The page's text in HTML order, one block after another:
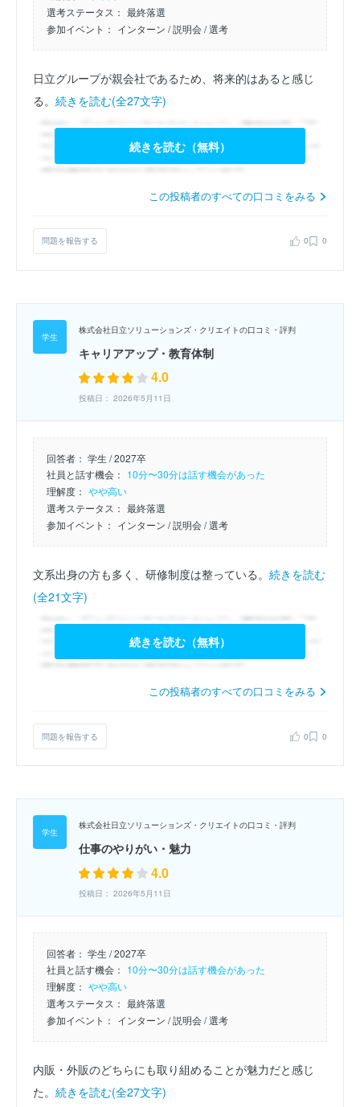
選考ステータス： 最終落選
参加イベント： インターン / 説明会/ 選考
日立グループが親会社であるため、将来的はあると感じ
る。 続きを読む(全27文字)
続きを読む（無料）
この投稿者のすべての口コミをみる
問題を報告する 0 0
株式会社日立ソリューションズ・クリエイトの口コミ・評判
キャリアアップ・教育体制
4.0
投稿日： 2026年5月11日
回答者： 学生 / 2027卒
社員と話す機会： 10分〜30分は話す機会があった
理解度： やや高い
選考ステータス： 最終落選
参加イベント： インターン / 説明会/ 選考
文系出身の方も多く、研修制度は整っている。 続きを読む
(全21文字)
続きを読む（無料）
この投稿者のすべての口コミをみる
問題を報告する 0 0
株式会社日立ソリューションズ・クリエイトの口コミ・評判
仕事のやりがい・魅力
4.0
投稿日： 2026年5月11日
回答者： 学生 / 2027卒
社員と話す機会： 10分〜30分は話す機会があった
理解度： やや高い
選考ステータス： 最終落選
参加イベント： インターン / 説明会/ 選考
内販・外販のどちらにも取り組めることが魅力だと感じ
た。 続きを読む(全27文字)